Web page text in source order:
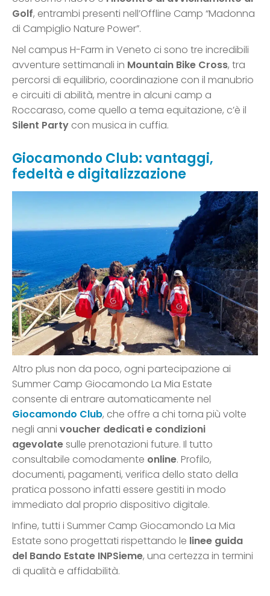
Golf, entrambi presenti nell’Offline Camp “Madonna
di Campiglio Nature Power”.
Nel campus H-Farm in Veneto ci sono tre incredibili
avventure settimanali in Mountain Bike Cross, tra
percorsi di equilibrio, coordinazione con il manubrio
e circuiti di abilità, mentre in alcuni camp a
Roccaraso, come quello a tema equitazione, c’è il
Silent Party con musica in cuffia.
Giocamondo Club: vantaggi,
fedeltà e digitalizzazione
Altro plus non da poco, ogni partecipazione ai
Summer Camp Giocamondo La Mia Estate
consente di entrare automaticamente nel
Giocamondo Club, che offre a chi torna più volte
negli anni voucher dedicati e condizioni
agevolatesulle prenotazioni future. Il tutto
consultabile comodamente online. Profilo,
documenti, pagamenti, verifica dello stato della
pratica possono infatti essere gestiti in modo
immediato dal proprio dispositivo digitale.
Infine, tutti i Summer Camp Giocamondo La Mia
Estate sono progettati rispettando le linee guida
del Bando Estate INPSieme, una certezza in termini
di qualità e affidabilità.